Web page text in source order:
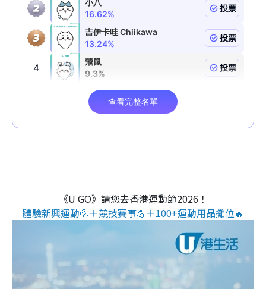
《U GO》請您去香港運動節2026！
體驗新興運動💦＋競技賽事💪＋100+運動用品攤位🔥